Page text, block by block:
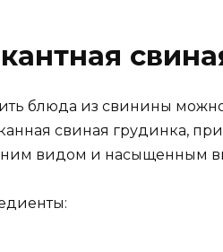
блюда из свинины
свиная грудинка,
видом и насыщенным